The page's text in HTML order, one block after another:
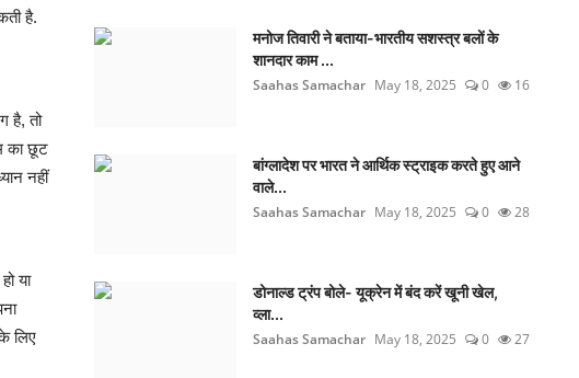
है.
है, तो
का छूट
नहीं
या
लिए
मनोज तिवारी ने बताया-भारतीय सशस्त्र बलों के
शानदार काम ...
Saahas Samachar May 18, 2025 0 16
बांग्लादेश पर भारत ने आर्थिक स्ट्राइक करते हुए आने
वाले...
Saahas Samachar May 18, 2025 0 28
डोनाल्ड ट्रंप बोले- यूक्रेन में बंद करें खूनी खेल,
व्ला...
Saahas Samachar May 18, 2025 0 27